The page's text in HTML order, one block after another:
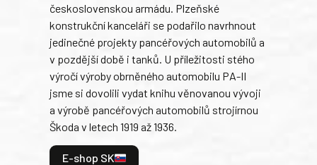
československou armádu. Plzeňské
konstrukční kanceláři se podařilo navrhnout
jedinečné projekty pancéřových automobilů a
v pozdější době i tanků. U příležitosti stého
výročí výroby obrněného automobilu PA-II
jsme si dovolili vydat knihu věnovanou vývoji
a výrobě pancéřových automobilů strojírnou
Škoda v letech 1919 až 1936.
E-shop SK